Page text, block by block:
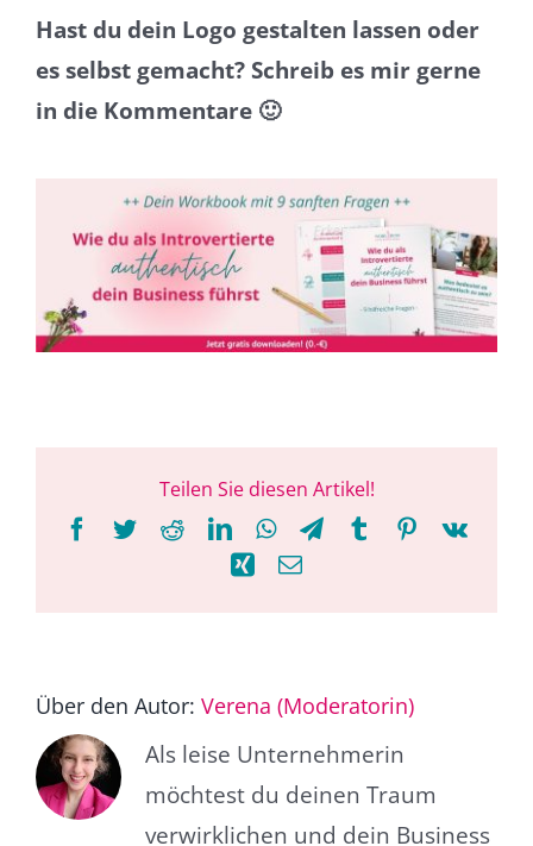
Hast du dein Logo gestalten lassen oder
es selbst gemacht? Schreib es mir gerne
in die Kommentare 🙂
Teilen Sie diesen Artikel!
Facebook
TwitterRedditLinkedInWhatsAppTelegram
TumblrPinterest
Vk
XingE-
Über den Autor: Verena (Moderatorin)
Als leise Unternehmerin
möchtest du deinen Traum
verwirklichen und dein Business